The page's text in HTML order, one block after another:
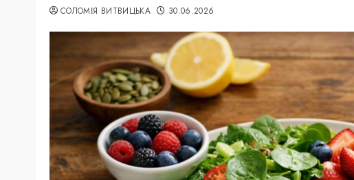
СОЛОМІЯ ВИТВИЦЬКА 30.06.2026